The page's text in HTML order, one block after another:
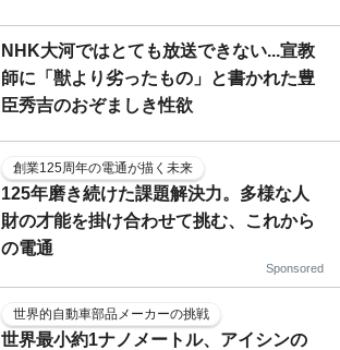
NHK大河ではとても放送できない...宣教
師に「獣より劣ったもの」と書かれた豊
臣秀吉のおぞましき性欲
創業125周年の電通が描く未来
125年磨き続けた課題解決力。多様な人
財の才能を掛け合わせて挑む、これから
の電通
Sponsored
世界的自動車部品メーカーの挑戦
世界最小約1ナノメートル、アイシンの